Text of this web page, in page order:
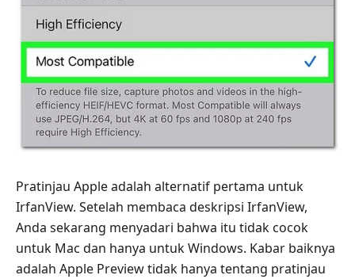
Pratinjau Apple adalah alternatif pertama untuk
IrfanView. Setelah membaca deskripsi IrfanView,
Anda sekarang menyadari bahwa itu tidak cocok
untuk Mac dan hanya untuk Windows. Kabar baiknya
adalah Apple Preview tidak hanya tentang pratinjau